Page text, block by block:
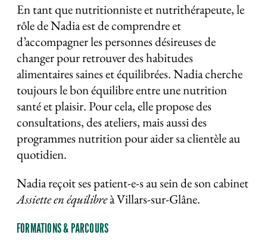
En tant que nutritionniste et nutrithérapeute, le
rôle de Nadia est de comprendre et
d’accompagner les personnes désireuses de
changer pour retrouver des habitudes
alimentaires saines et équilibrées. Nadia cherche
toujours le bon équilibre entre une nutrition
santé et plaisir. Pour cela, elle propose des
consultations, des ateliers, mais aussi des
programmes nutrition pour aider sa clientèle au
quotidien.
Nadia reçoit ses patient-e-s au sein de son cabinet
Assiette en équilibreà Villars-sur-Glâne.
FORMATIONS & PARCOURS